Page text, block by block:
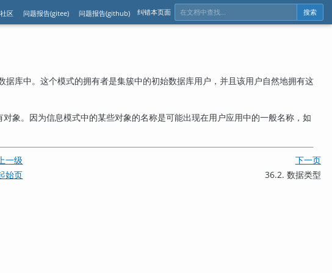
区 问题报告(gitee) 问题报告(github) 纠错本页面 搜索
据库中。这个模式的拥有者是集簇中的初始数据库用户，并且该用户自然地拥有这
象。因为信息模式中的某些对象的名称是可能出现在用户应用中的一般名称，如
一级
下一页
始页 36.2. 数据类型